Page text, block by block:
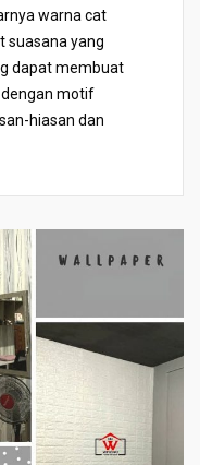
warna cat
suasana yang
dapat membuat
dengan motif
hiasan dan